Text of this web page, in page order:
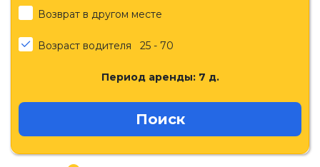
Возврат в другом месте
Возраст водителя 25 - 70
Период аренды: 7 д.
Поиск